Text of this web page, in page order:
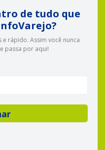
de tudo que
e rápido. Assim você nunca
passa por aqui!